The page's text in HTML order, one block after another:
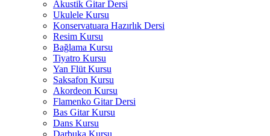
Akustik Gitar Dersi
Ukulele Kursu
Konservatuara Hazırlık Dersi
Resim Kursu
Bağlama Kursu
Tiyatro Kursu
Yan Flüt Kursu
Saksafon Kursu
Akordeon Kursu
Flamenko Gitar Dersi
Bas Gitar Kursu
Dans Kursu
Darbuka Kursu